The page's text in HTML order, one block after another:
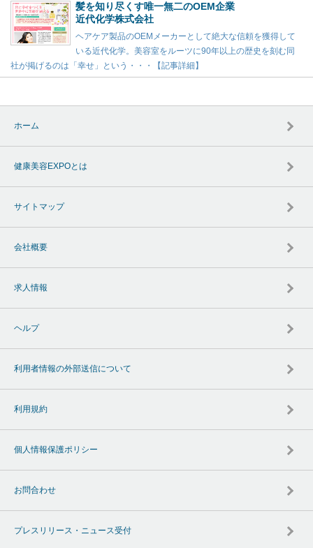
髪を知り尽くす唯一無二のOEM企業
近代化学株式会社
ヘアケア製品のOEMメーカーとして絶大な信頼を獲得して
いる近代化学。美容室をルーツに90年以上の歴史を刻む同
社が掲げるのは「幸せ」という・・・【記事詳細】
ホーム
健康美容EXPOとは
サイトマップ
会社概要
求人情報
ヘルプ
利用者情報の外部送信について
利用規約
個人情報保護ポリシー
お問合わせ
プレスリリース・ニュース受付